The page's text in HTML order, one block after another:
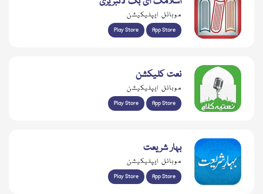
موبائل ایپلیکیشن
Play Store App Store
نعت کلیکشن
موبائل ایپلیکیشن
Play Store App Store
بہار شریعت
موبائل ایپلیکیشن
Play Store App Store